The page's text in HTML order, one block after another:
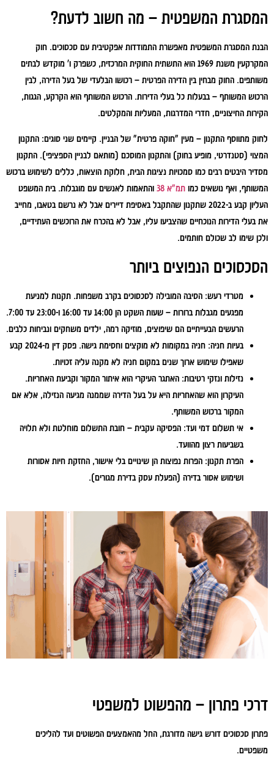
המסגרת המשפטית – מה חשוב לדעת?
הבנת המסגרת המשפטית מאפשרת התמודדות אפקטיבית עם סכסוכים. חוק
המקרקעין משנת 1969 הוא התשתית החוקית המרכזית, כשפרק ו' מוקדש לבתים
משותפים. החוק מבחין בין הדירה הפרטית – רכושו הבלעדי של בעל הדירה, לבין
הרכוש המשותף – בבעלות כל בעלי הדירות. הרכוש המשותף הוא הקרקע, הגגות,
הקירות החיצוניים, חדרי המדרגות, המעליות והמקלטים.
לחוק מתווסף התקנון – מעין "חוקה פרטית" של הבניין. קיימים שני סוגים: התקנון
המצוי (סטנדרטי, מופיע בחוק) והתקנון המוסכם (מותאם לבניין הספציפי). התקנון
מסדיר היבטים רבים כמו סמכויות נציגות הבית, חלוקת הוצאות, כללים לשימוש ברכוש
המשותף, ואף נושאים כמו תמ"א 38
והתאמות לאנשים עם מוגבלות. בית המשפט
העליון קבע ב-2022 שתקנון שהתקבל באסיפת דיירים אבל לא נרשם בטאבו, מחייב
את בעלי הדירות הנוכחיים שהצביעו עליו, אבל לא בהכרח את הרוכשים העתידיים,
ולכן שימו לב שכולם חותמים.
הסכסוכים הנפוצים ביותר
מטרדי רעש: הסיבה המובילה לסכסוכים בקרב משפחות. תקנות למניעת
מפגעים מגבלות ברורות – שעות השקט הן 14:00 עד 16:00 ו-23:00 עד 7:00.
הרעשים הבעייתיים הם שיפוצים, מוזיקה רמה, ילדים משחקים ונביחות כלבים.
בעיות חניה:
חניה במקומות לא מוקצים וחסימת גישה. פסק דין מ-2024 קבע
שאפילו שימוש ארוך שנים במקום חניה לא מקנה עליה זכויות.
נזילות ונזקי רטיבות: האתגר העיקרי הוא איתור המקור וקביעת האחריות.
העיקרון הוא שהאחריות היא על בעל הדירה שממנה מגיעה הנזילה, אלא אם
המקור ברכוש המשותף.
אי תשלום דמי ועד: הפסיקה עקבית – חובת התשלום מוחלטת ולא תלויה
בשביעות רצון מהוועד.
הפרת תקנון: הפרות נפוצות הן שינויים בלי אישור, החזקת חיות אסורות
ושימוש אסור בדירה (הפעלת עסק בדירת מגורים).
דרכי פתרון – מהפשוט למשפטי
פתרון סכסוכים דורש גישה מדורגת, החל מהאמצעים הפשוטים ועד להליכים
משפטיים.